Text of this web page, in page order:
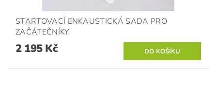
STARTOVACÍ ENKAUSTICKÁ SADA PRO
ZAČÁTEČNÍKY
2 195 Kč